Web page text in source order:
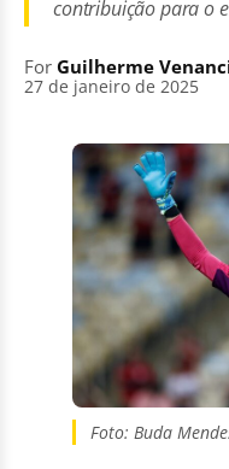
contribuição para o
For Guilherme
27 de janeiro de 2025
Foto: Buda